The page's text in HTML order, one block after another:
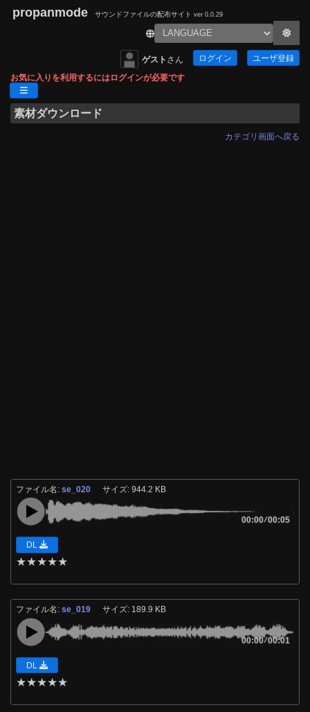
propanmode サウンドファイルの配布サイト ver 0.0.29
ゲスト さん ログイン ユーザ登録
お気に入りを利用するにはログインが必要です
素材ダウンロード
カテゴリ画面へ戻る
ファイル名:se_020 サイズ: 944.2 KB
00:00/00:05
DL
★★★★★
ファイル名:se_019 サイズ: 189.9 KB
00:00/00:01
DL
★★★★★